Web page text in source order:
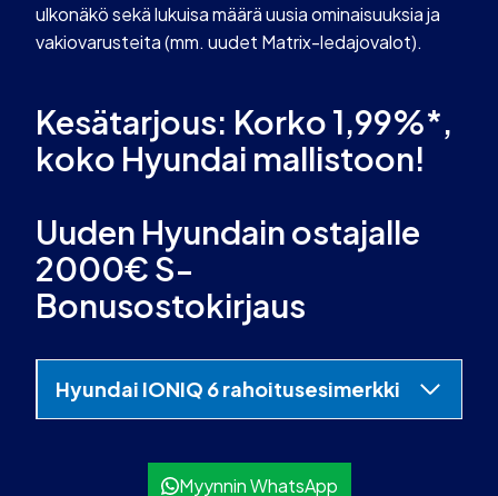
ulkonäkö sekä lukuisa määrä uusia ominaisuuksia ja
vakiovarusteita (mm. uudet Matrix-ledajovalot).
Kesätarjous: Korko 1,99%*,
koko Hyundai mallistoon!
Uuden Hyundain ostajalle
2000€ S-
Bonusostokirjaus
Hyundai IONIQ 6rahoitusesimerkki
Myynnin WhatsApp